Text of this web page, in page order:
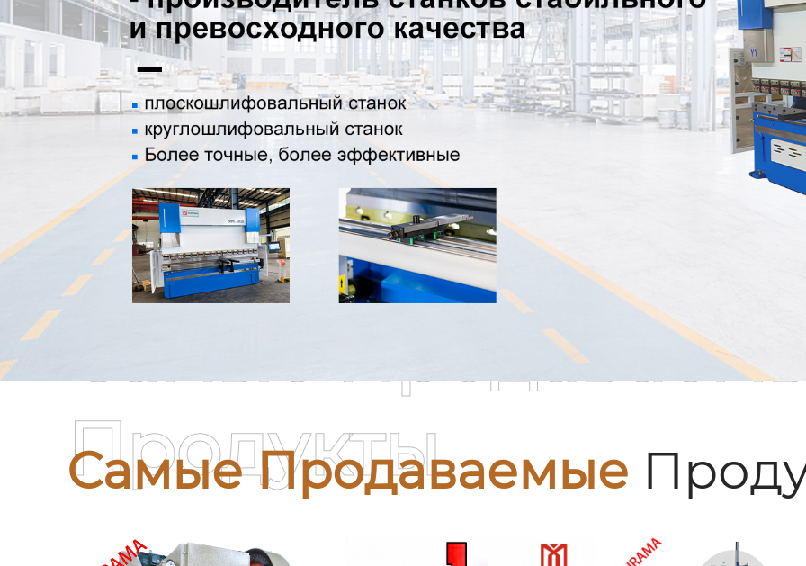
Самые Продаваемые
Самые
Продукты